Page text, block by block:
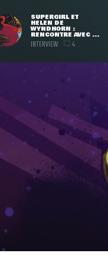
SUPERGIRL ET
HELEN DE
WYNDHORN :
RENCONTRE AVEC ...
INTERVIEW 4